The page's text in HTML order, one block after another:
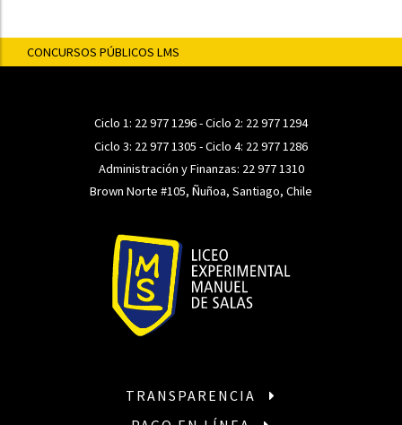
CONCURSOS PÚBLICOS LMS
Ciclo 1: 22 977 1296- Ciclo 2: 22 977 1294
Ciclo 3: 22 977 1305 - Ciclo 4: 22 977 1286
Administración y Finanzas: 22 977 1310
Brown Norte #105, Ñuñoa, Santiago, Chile
TRANSPARENCIA